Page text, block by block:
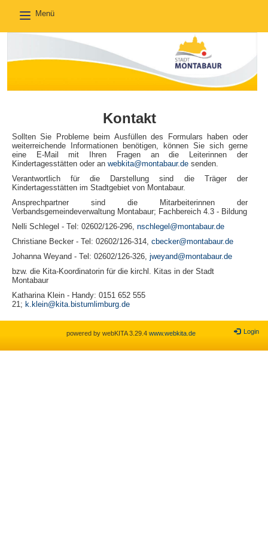
Toggle
Menü
Kontakt
Sollten Sie Probleme beim Ausfüllen des Formulars haben oder
weiterreichende Informationen benötigen, können Sie sich gerne
eine E-Mail mit Ihren Fragen an die Leiterinnen der
Kindertagesstätten oder an webkita@montabaur.de senden.
Verantwortlich für die Darstellung sind die Träger der
Kindertagesstätten im Stadtgebiet von Montabaur.
Ansprechpartner sind die Mitarbeiterinnen der
Verbandsgemeindeverwaltung Montabaur; Fachbereich 4.3 - Bildung
Nelli Schlegel - Tel: 02602/126-296, nschlegel@montabaur.de
Christiane Becker - Tel: 02602/126-314, cbecker@montabaur.de
Johanna Weyand - Tel: 02602/126-326, jweyand@montabaur.de
bzw. die Kita-Koordinatorin für die kirchl. Kitas in der Stadt
Montabaur
Katharina Klein - Handy: 0151 652 555
21; k.klein@kita.bistumlimburg.de
powered by webKITA 3.29.4 www.webkita.de Login